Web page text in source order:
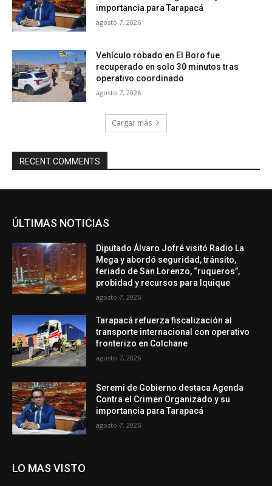
importancia para Tarapacá
agosto 7, 2026
Vehículo robado en El Boro fue
recuperado en solo 30 minutos tras
operativo coordinado
agosto 7, 2026
Cargar más
RECENT COMMENTS
ÚLTIMAS NOTICIAS
Diputado Álvaro Jofré visitó Radio La
Mega y abordó seguridad, tránsito,
feriado de San Lorenzo, “ruqueros”,
probidad y recursos para Iquique
agosto 7, 2026
Tarapacá refuerza fiscalización al
transporte internacional con operativo
fronterizo en Colchane
agosto 7, 2026
Seremi de Gobierno destaca Agenda
Contra el Crimen Organizado y su
importancia para Tarapacá
agosto 7, 2026
LO MAS VISTO